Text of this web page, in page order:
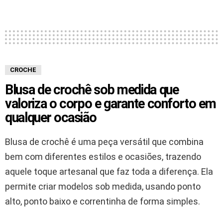
CROCHE
Blusa de crochê sob medida que
valoriza o corpo e garante conforto em
qualquer ocasião
Blusa de crochê é uma peça versátil que combina
bem com diferentes estilos e ocasiões, trazendo
aquele toque artesanal que faz toda a diferença. Ela
permite criar modelos sob medida, usando ponto
alto, ponto baixo e correntinha de forma simples.